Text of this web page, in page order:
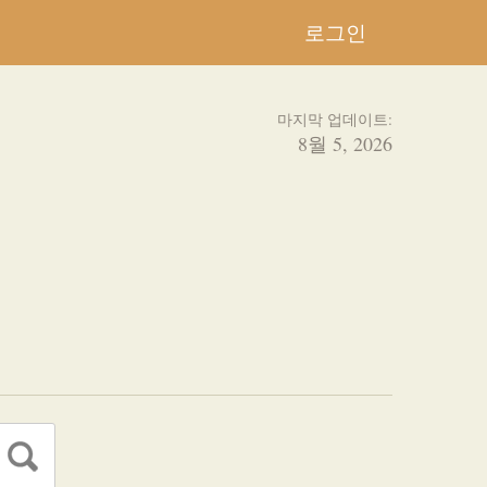
로그인
마지막 업데이트:
8월 5, 2026